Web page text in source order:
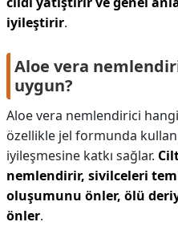
iyileştirir.
Aloe vera
uygun?
Aloe vera nemlendirici
özellikle jel formunda
iyileşmesine katkı sağlar.
nemlendirir, sivilceleri
oluşumunu önler, ölü
önler.